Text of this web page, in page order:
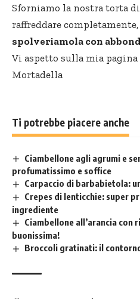
Sforniamo la nostra torta
raffreddare completamente,
spolveriamola con
Vi aspetto sulla mia pagina
Mortadella
Ti potrebbe piacere anche
Ciambellone agli agrumi e
profumatissimo e soffice
Carpaccio di barbabietola:
Crepes di lenticchie: super
ingrediente
Ciambellone all’arancia con
buonissima!
Broccoli gratinati: il